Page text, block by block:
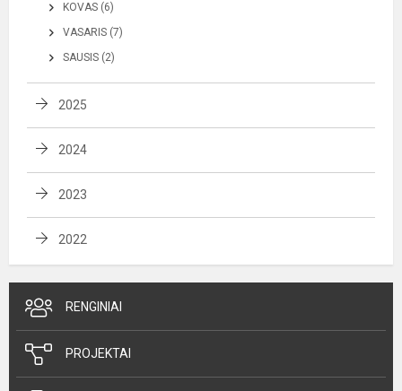
KOVAS (6)
VASARIS (7)
SAUSIS (2)
2025
2024
2023
2022
RENGINIAI
PROJEKTAI